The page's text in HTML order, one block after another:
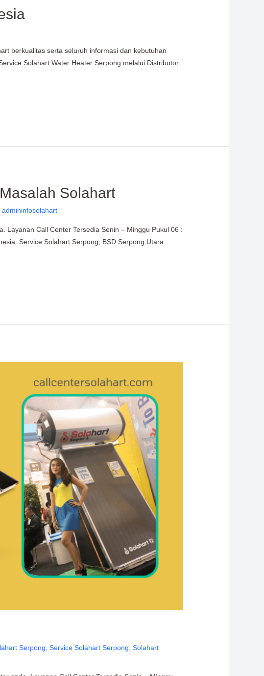
berkualitas serta seluruh informasi dan kebutuhan
Solahart Water Heater Serpong melalui Distributor
Solahart
admininfosolahart
Layanan Call Center Tersedia Senin – Minggu Pukul 06 :
Service Solahart Serpong, BSD Serpong Utara
Serpong ,Service Solahart Serpong ,Solahart